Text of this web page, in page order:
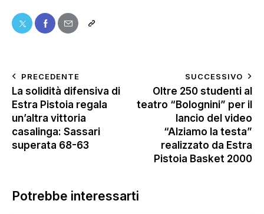
PRECEDENTE
La solidità difensiva di
Estra Pistoia regala
un’altra vittoria
casalinga: Sassari
superata 68-63
SUCCESSIVO
Oltre 250 studenti al
teatro “Bolognini” per il
lancio del video
“Alziamo la testa”
realizzato da Estra
Pistoia Basket 2000
Potrebbe interessarti